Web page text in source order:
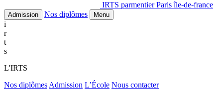
IRTS parmentier Paris île-de-france
Admission Nos diplômes Menu
i
r
t
s
L'IRTS
Nos diplômes Admission L’École Nous contacter